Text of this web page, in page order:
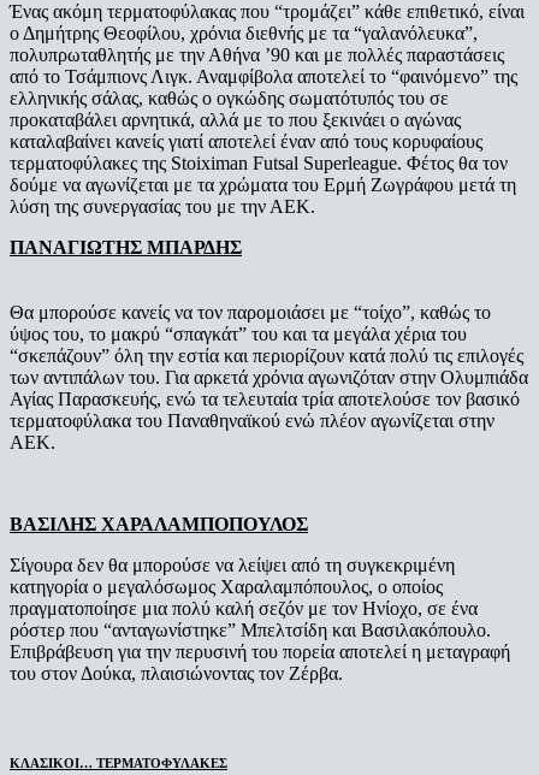
Ένας ακόμη τερματοφύλακας που “τρομάζει” κάθε επιθετικό, είναι
ο Δημήτρης Θεοφίλου, χρόνια διεθνής με τα “γαλανόλευκα”,
πολυπρωταθλητής με την Αθήνα ’90 και με πολλές παραστάσεις
από το Τσάμπιονς Λιγκ. Αναμφίβολα αποτελεί το “φαινόμενο” της
ελληνικής σάλας, καθώς ο ογκώδης σωματότυπός του σε
προκαταβάλει αρνητικά, αλλά με το που ξεκινάει ο αγώνας
καταλαβαίνει κανείς γιατί αποτελεί έναν από τους κορυφαίους
τερματοφύλακες της Stoiximan Futsal Superleague. Φέτος θα τον
δούμε να αγωνίζεται με τα χρώματα του Ερμή Ζωγράφου μετά τη
λύση της συνεργασίας του με την ΑΕΚ.
ΠΑΝΑΓΙΩΤΗΣ ΜΠΑΡΔΗΣ
Θα μπορούσε κανείς να τον παρομοιάσει με “τοίχο”, καθώς το
ύψος του, το μακρύ “σπαγκάτ” του και τα μεγάλα χέρια του
“σκεπάζουν” όλη την εστία και περιορίζουν κατά πολύ τις επιλογές
των αντιπάλων του. Για αρκετά χρόνια αγωνιζόταν στην Ολυμπιάδα
Αγίας Παρασκευής, ενώ τα τελευταία τρία αποτελoύσε τον βασικό
τερματοφύλακα του Παναθηναϊκού ενώ πλέον αγωνίζεται στην
ΑΕΚ.
ΒΑΣΙΛΗΣ ΧΑΡΑΛΑΜΠΟΠΟΥΛΟΣ
Σίγουρα δεν θα μπορούσε να λείψει από τη συγκεκριμένη
κατηγορία ο μεγαλόσωμος Χαραλαμπόπουλος, ο οποίος
πραγματοποίησε μια πολύ καλή σεζόν με τον Ηνίοχο, σε ένα
ρόστερ που “ανταγωνίστηκε” Μπελτσίδη και Βασιλακόπουλο.
Επιβράβευση για την περυσινή του πορεία αποτελεί η μεταγραφή
του στον Δούκα, πλαισιώνοντας τον Ζέρβα.
ΚΛΑΣΙΚΟΙ… ΤΕΡΜΑΤΟΦΥΛΑΚΕΣ